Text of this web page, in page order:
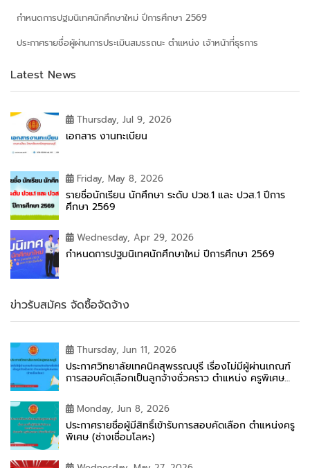
กำหนดการปฐมนิเทศนักศึกษาใหม่ ปีการศึกษา 2569
ประกาศรายชื่อผู้ผ่านการประเมินสมรรถนะ ตำแหน่ง เจ้าหน้าที่ธุรการ
Latest News
Thursday, Jul 9, 2026
เอกสาร งานทะเบียน
Friday, May 8, 2026
รายชื่อนักเรียน นักศึกษา ระดับ ปวช.1 และ ปวส.1 ปีการ
ศึกษา 2569
Wednesday, Apr 29, 2026
กำหนดการปฐมนิเทศนักศึกษาใหม่ ปีการศึกษา 2569
ข่าวรับสมัคร จัดซื้อจัดจ้าง
Thursday, Jun 11, 2026
ประกาศวิทยาลัยเทคนิคสุพรรณบุรี เรื่องไม่มีผู้ผ่านเกณฑ์
การสอบคัดเลือกเป็นลูกจ้างชั่วคราว ตำแหน่ง ครูพิเศษ
Monday, Jun 8, 2026
ประกาศรายชื่อผู้มีสิทธิ์เข้ารับการสอบคัดเลือก ตำแหน่งครู
พิเศษ (ช่างเชื่อมโลหะ)